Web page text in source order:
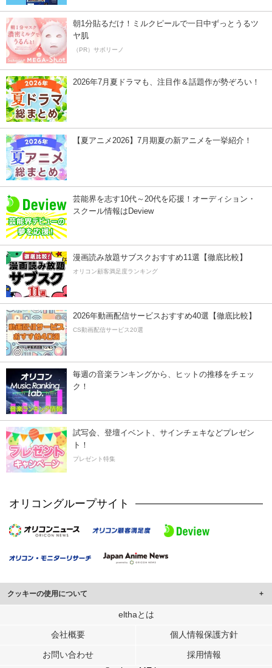
朝1分貼るだけ！ミルクピールで一日中ずっとうるツ
ヤ肌
（PR）サボリーノ
2026年7月夏ドラマも、注目作＆話題作が勢ぞろい！
【夏アニメ2026】7月期夏の新アニメを一挙紹介！
芸能界を志す10代～20代を応援！オーディション・
スクール情報はDeview
漫画読み放題サブスクおすすめ11選【徹底比較】
オリコン顧客満足度ランキング
2026年動画配信サービスおすすめ40選【徹底比較】
CS動画配信サービス20選
毎週の音楽ランキングから、ヒットの推移をチェッ
ク！
試写会、登壇イベント、サインチェキなどプレゼン
ト！
プレゼント特集
オリコングループサイト
クッキーの使用について
このサイトでは Cookie を使用して、ユーザーに合わせたコンテンツや広告の
行っています。
メディアや広告配信、データ解析の各パートナーに提供しています。
各パートナーは、この情報とユーザーが各パートナーに提供した他の情報や、
elthaとは
会社概要 個人情報保護方針
お問い合わせ
採用情報